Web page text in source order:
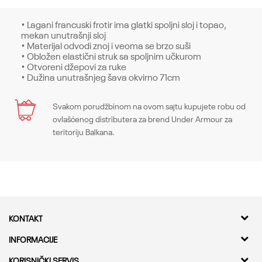
• Lagani francuski frotir ima glatki spoljni sloj i topao,
mekan unutrašnji sloj
• Materijal odvodi znoj i veoma se brzo suši
• Obložen elastični struk sa spoljnim učkurom
• Otvoreni džepovi za ruke
• Dužina unutrašnjeg šava okvirno 71cm
Karakteristika
Kategorija
CO
Ime/Nadimak
Svakom porudžbinom na ovom sajtu kupujete robu od
ovlašćenog distributera za brend Under Armour za
teritoriju Balkana.
KONTAKT
Kvantum Sport d.o.o.
Adresa
INFORMACIJE
O nama